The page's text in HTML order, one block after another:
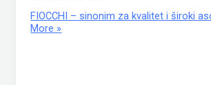
FIOCCHI – sinonim za kvalitet i široki
More »